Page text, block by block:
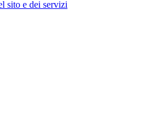
sito e dei servizi